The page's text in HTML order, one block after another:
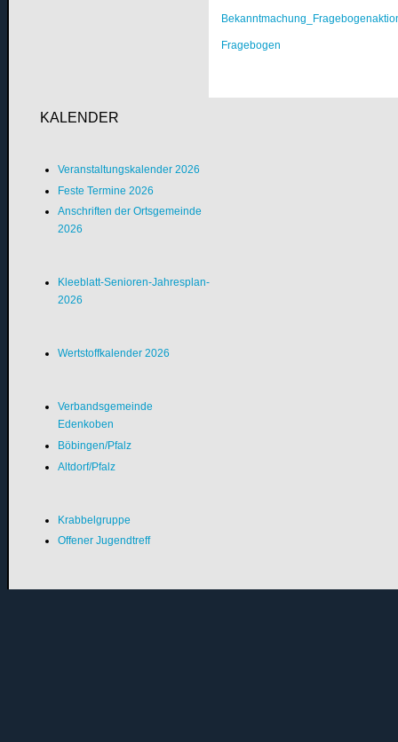
Fragebogen
KALENDER
Veranstaltungskalender 2026
Feste Termine 2026
Anschriften der Ortsgemeinde
2026
Kleeblatt-Senioren-Jahresplan-
2026
Wertstoffkalender 2026
Verbandsgemeinde
Edenkoben
Böbingen/Pfalz
Altdorf/Pfalz
Krabbelgruppe
Offener Jugendtreff